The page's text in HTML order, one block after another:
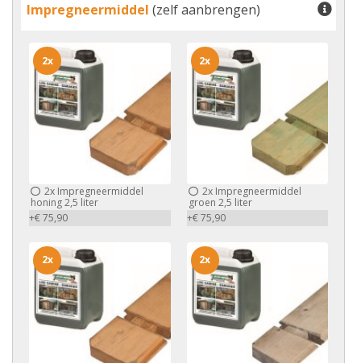
Impregneermiddel (zelf aanbrengen)
2x Impregneermiddel
honing 2,5 liter
+€ 75,90
2x
2xImpregneermiddel
groen 2,5 liter
+€ 75,90
2x
2x 2x